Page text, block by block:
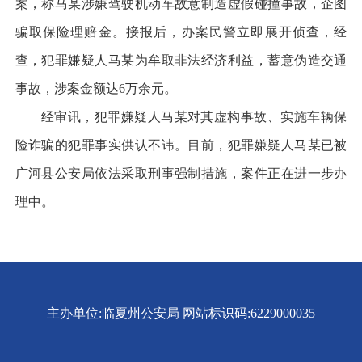
案，称马某涉嫌驾驶机动车故意制造虚假碰撞事故，企图
骗取保险理赔金。接报后，办案民警立即展开侦查，经
查，犯罪嫌疑人马某为牟取非法经济利益，蓄意伪造交通
事故，涉案金额达6万余元。
经审讯，犯罪嫌疑人马某对其虚构事故、实施车辆保
险诈骗的犯罪事实供认不讳。目前，犯罪嫌疑人马某已被
广河县公安局依法采取刑事强制措施，案件正在进一步办
理中。
主办单位:临夏州公安局 网站标识码:6229000035